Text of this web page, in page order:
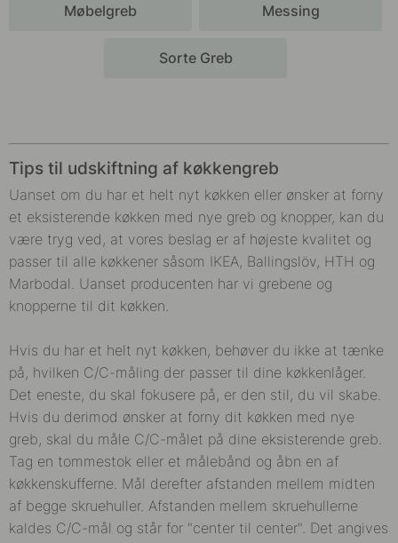
Møbelgreb Messing
Sorte Greb
Tips til udskiftning af køkkengreb
Uanset om du har et helt nyt køkken eller ønsker at forny
et eksisterende køkken med nye greb og knopper, kan du
være tryg ved, at vores beslag er af højeste kvalitet og
passer til alle køkkener såsom IKEA, Ballingslöv, HTH og
Marbodal. Uanset producenten har vi grebene og
knopperne til dit køkken.
Hvis du har et helt nyt køkken, behøver du ikke at tænke
på, hvilken C/C-måling der passer til dine køkkenlåger.
Det eneste, du skal fokusere på, er den stil, du vil skabe.
Hvis du derimod ønsker at forny dit køkken med nye
greb, skal du måle C/C-målet på dine eksisterende greb.
Tag en tommestok eller et målebånd og åbn en af
køkkenskufferne. Mål derefter afstanden mellem midten
af begge skruehuller. Afstanden mellem skruehullerne
kaldes C/C-mål og står for "center til center". Det angives